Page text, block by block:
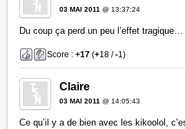
03 MAI 2011 @ 13:37:24
Du coup ça perd un peu l’effet tragique…
Score :+17 (+18 /-1)
Claire
03 MAI 2011 @ 14:05:43
Ce qu’il y a de bien avec les kikoolol,